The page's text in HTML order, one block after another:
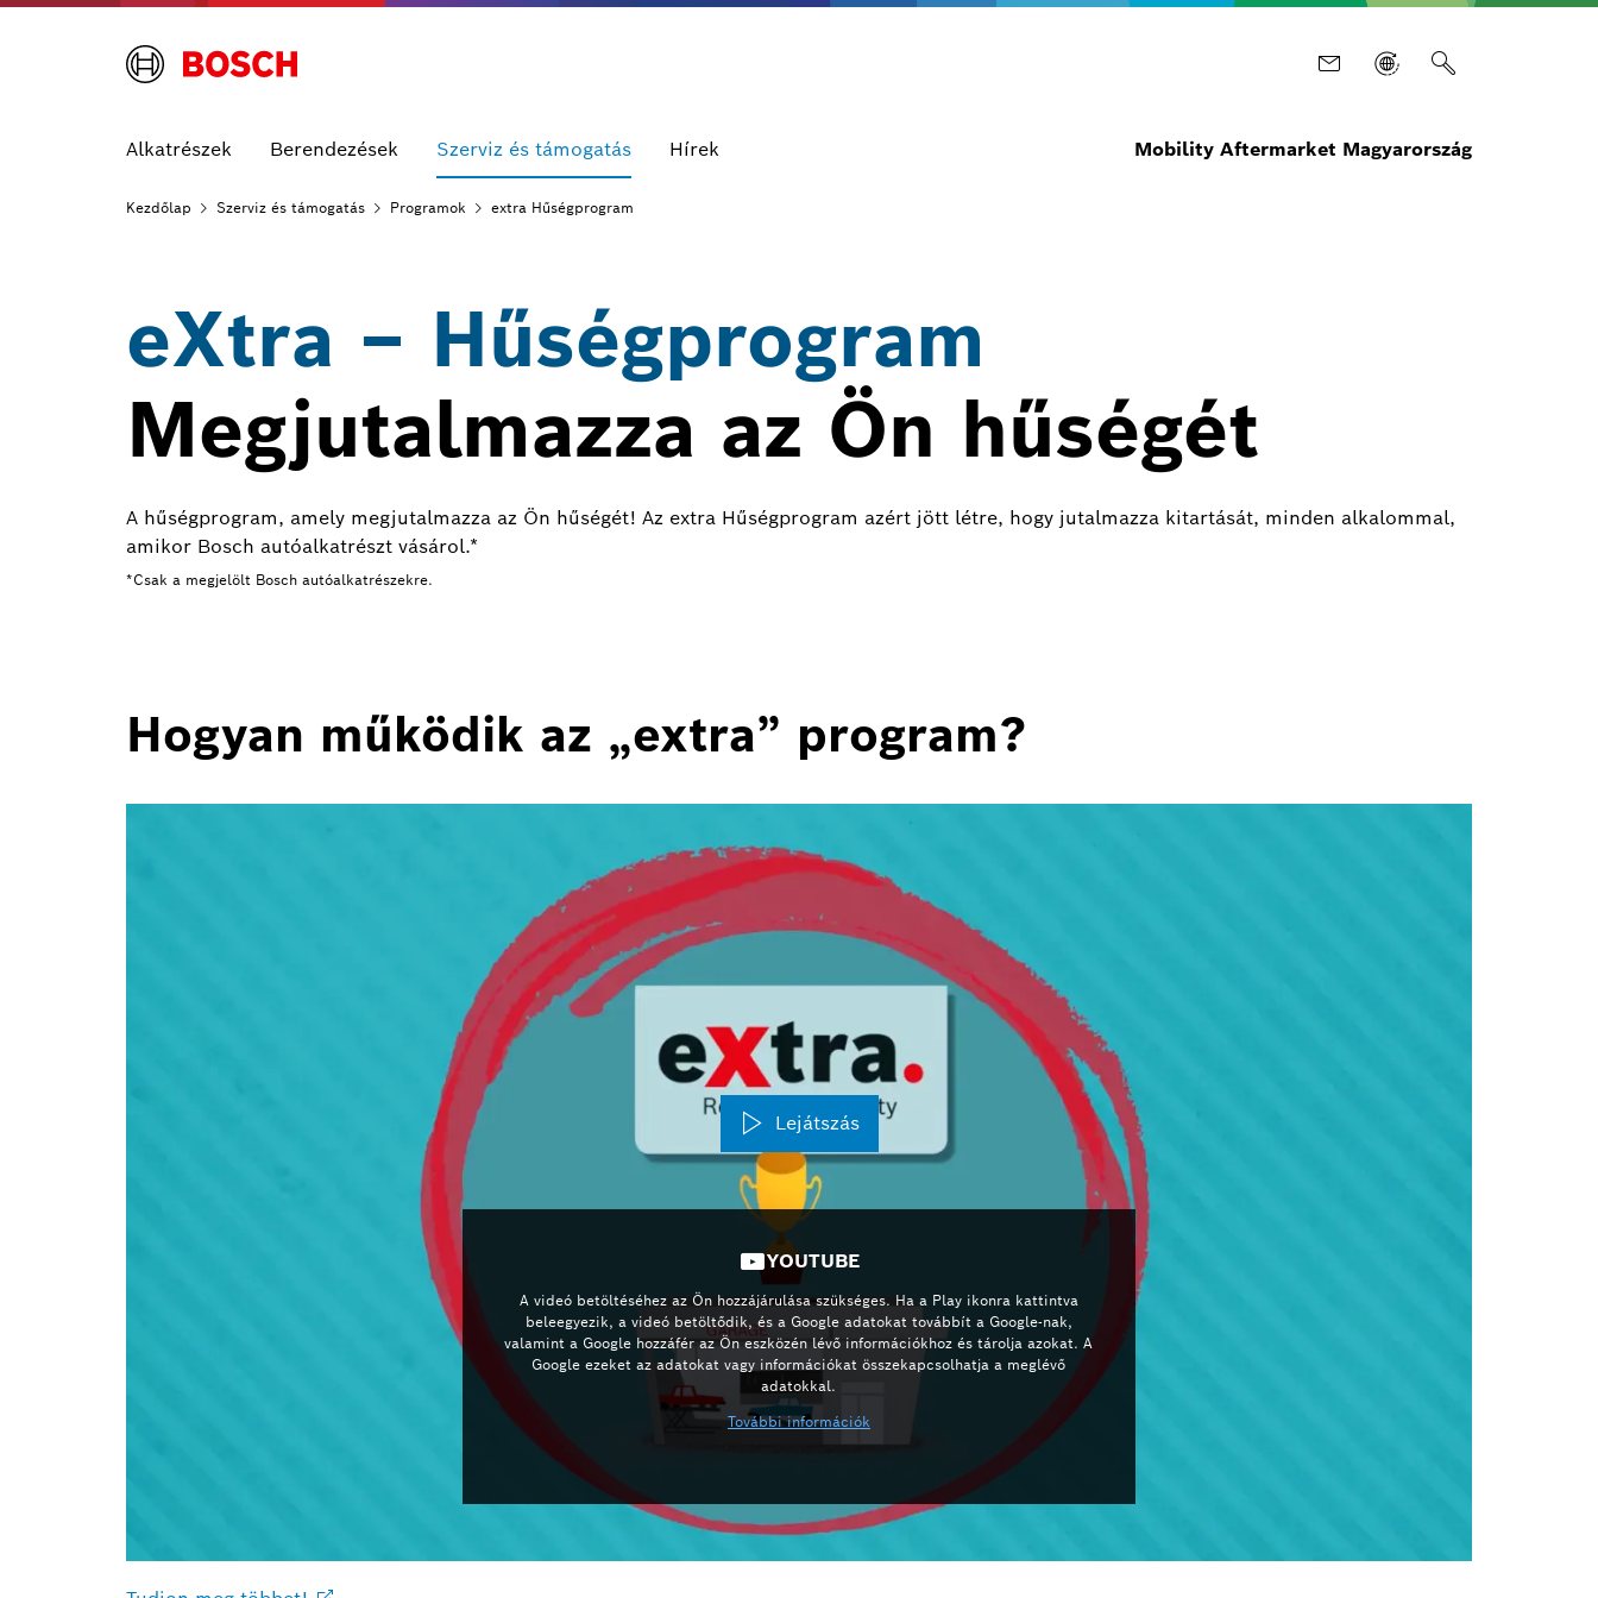
Alkatrészek Berendezések Szerviz és támogatás Hírek Mobility Aftermarket Magyarország
Kezdőlap Szerviz és támogatás Programok extra Hűségprogram
eXtra – Hűségprogram
Megjutalmazza az Ön hűségét
A hűségprogram, amely megjutalmazza az Ön hűségét! Az extra Hűségprogram azért jött létre, hogy jutalmazza kitartását, minden alkalommal,
amikor Bosch autóalkatrészt vásárol.*
*Csak a megjelölt Bosch autóalkatrészekre.
Hogyan működik az „extra” program?
Lejátszás
YOUTUBE
A videó betöltéséhez az Ön hozzájárulása szükséges. Ha a Play ikonra kattintva
beleegyezik, a videó betöltődik, és a Google adatokat továbbít a Google-nak,
valamint a Google hozzáfér az Ön eszközén lévő információkhoz és tárolja azokat. A
Google ezeket az adatokat vagy információkat összekapcsolhatja a meglévő
adatokkal.
További információk